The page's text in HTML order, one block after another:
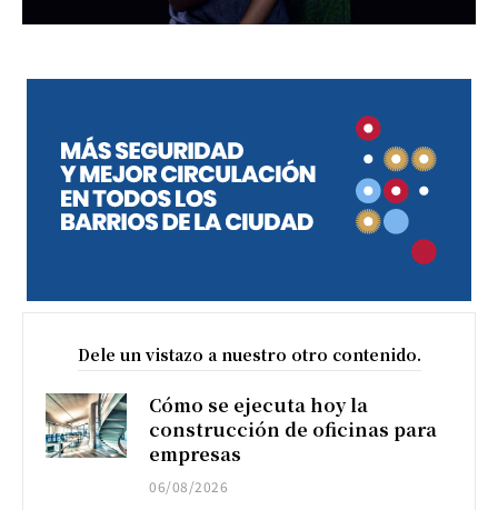
Dele un vistazo a nuestro otro contenido.
Cómo se ejecuta hoy la
construcción de oficinas para
empresas
06/08/2026